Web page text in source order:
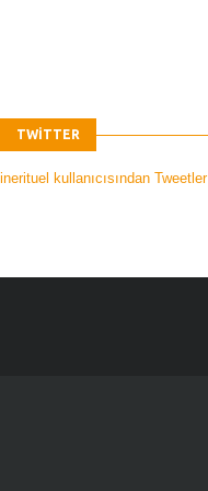
TWITTER
kullanıcısından Tweetler